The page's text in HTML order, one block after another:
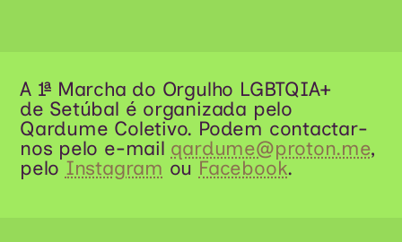
A 1ª Marcha do Orgulho LGBTQIA+
de Setúbal é organizada pelo
Qardume Coletivo. Podem contactar-
nos pelo e-mail qardume@proton.me,
peloInstagram ou Facebook.